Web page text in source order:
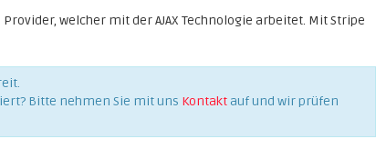
welcher mit der AJAX Technologie arbeitet. Mit Stripe
Bitte nehmen Sie mit uns Kontakt auf und wir prüfen